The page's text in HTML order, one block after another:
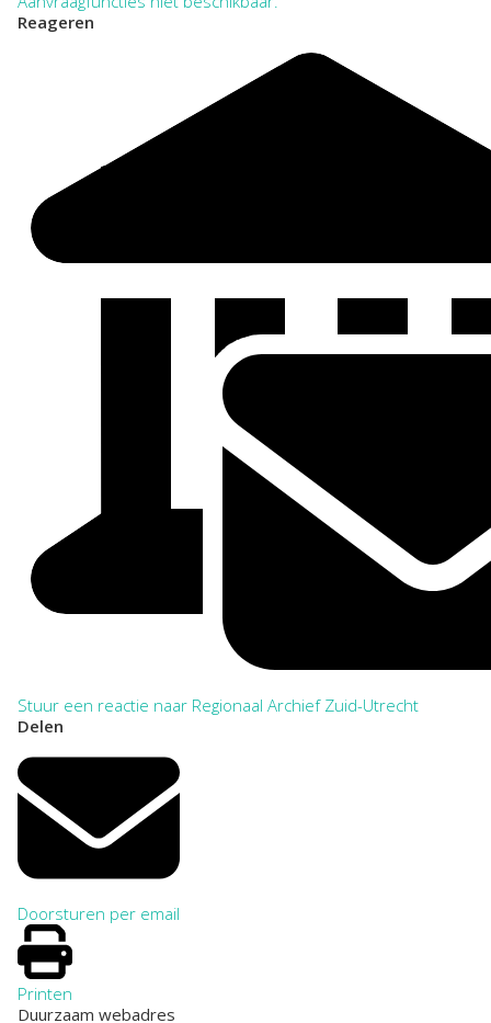
Reageren
Stuur een reactie naar Regionaal Archief Zuid-Utrecht
Delen
Doorsturen per email
Printen
Duurzaam webadres